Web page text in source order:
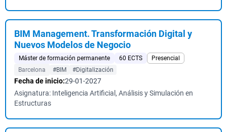
BIM Management. Transformación Digital y
Nuevos Modelos de Negocio
Máster de formación permanente 60 ECTS
Presencial
Barcelona
#BIM #Digitalización
Fecha de inicio:29-01-2027
Asignatura: Inteligencia Artificial, Análisis y Simulación en
Estructuras